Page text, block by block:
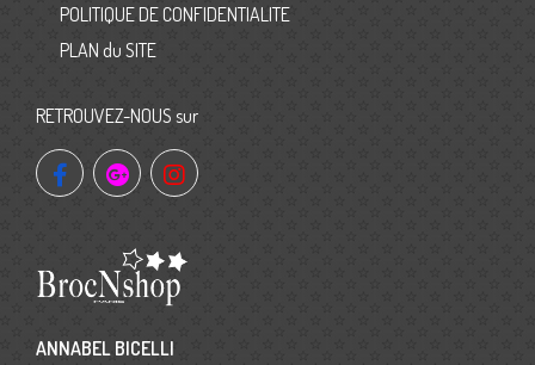
POLITIQUE DE CONFIDENTIALITE
PLAN du SITE
RETROUVEZ-NOUS sur
ANNABEL BICELLI